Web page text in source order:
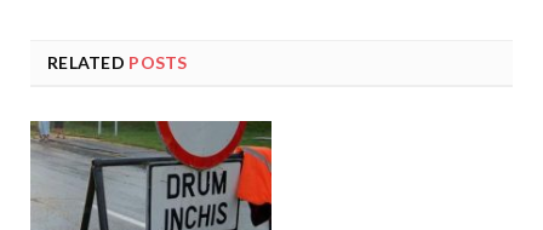
RELATED POSTS